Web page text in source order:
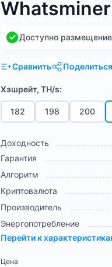
Доступно размещение
Сравнить Поделиться
Хэшрейт, TH/s:
182 198 200
Доходность
Гарантия
Алгоритм
Криптовалюта
Производитель
Энергопотребление
Перейти к
Цена